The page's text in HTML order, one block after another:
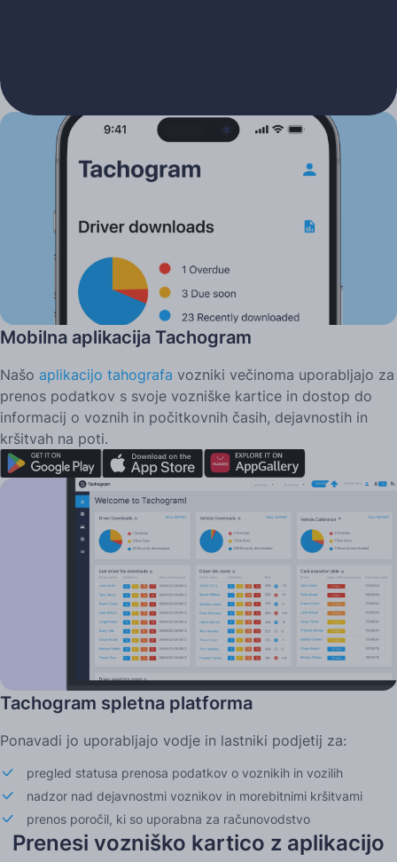
Dva načina uporabe Tachograma
Mobilna aplikacija Tachogram
Našo aplikacijo tahografa vozniki večinoma uporabljajo za
prenos podatkov s svoje vozniške kartice in dostop do
informacij o voznih in počitkovnih časih, dejavnostih in
kršitvah na poti.
Tachogram spletna platforma
Ponavadi jo uporabljajo vodje in lastniki podjetij za:
pregled statusa prenosa podatkov o voznikih in vozilih
nadzor nad dejavnostmi voznikov in morebitnimi kršitvami
prenos poročil, ki so uporabna za računovodstvo
Prenesi vozniško kartico z aplikacijo